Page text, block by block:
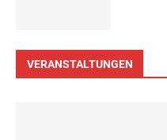
VERANSTALTUNGEN